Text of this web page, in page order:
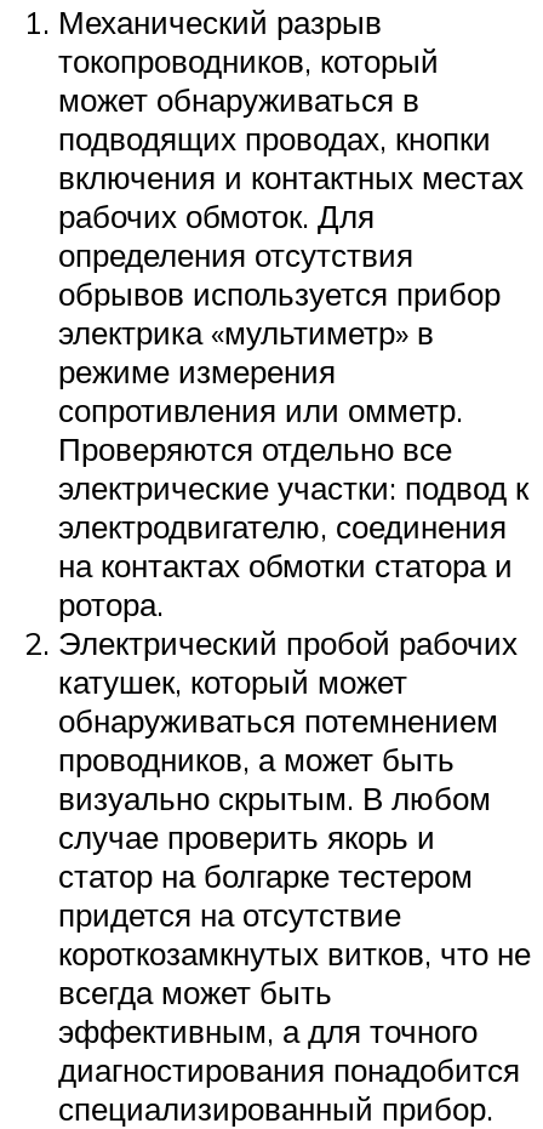
Механический разрыв
токопроводников, который
может обнаруживаться в
подводящих проводах, кнопки
включения и контактных местах
рабочих обмоток. Для
определения отсутствия
обрывов используется прибор
электрика «мультиметр» в
режиме измерения
сопротивления или омметр.
Проверяются отдельно все
электрические участки: подвод к
электродвигателю, соединения
на контактах обмотки статора и
ротора.
Электрический пробой рабочих
катушек, который может
обнаруживаться потемнением
проводников, а может быть
визуально скрытым. В любом
случае проверить якорь и
статор на болгарке тестером
придется на отсутствие
короткозамкнутых витков, что не
всегда может быть
эффективным, а для точного
диагностирования понадобится
специализированный прибор.